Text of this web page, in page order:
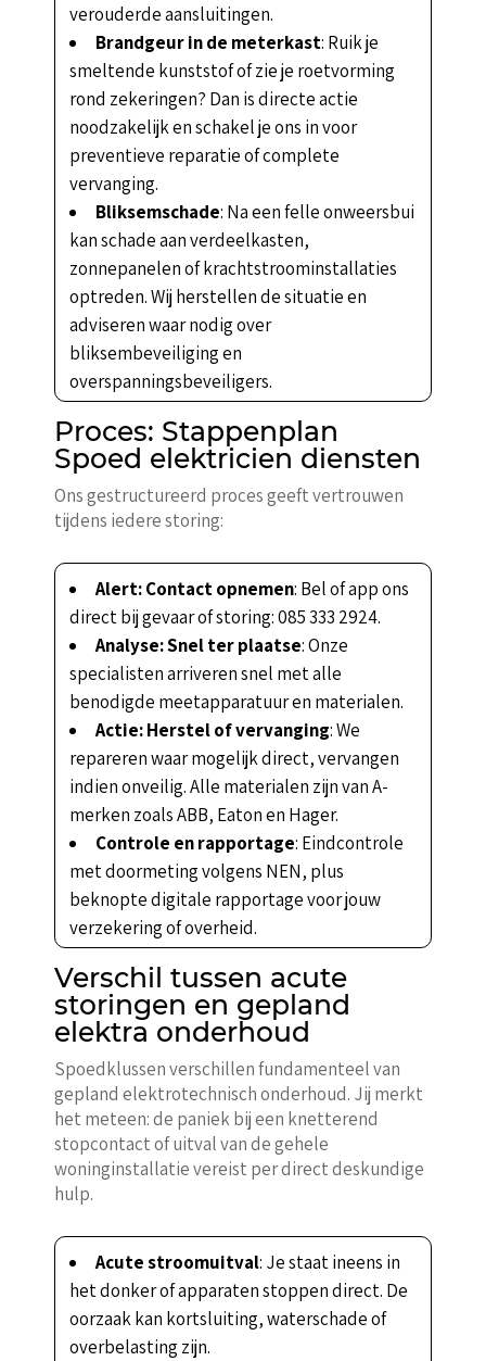
verouderde aansluitingen.
Brandgeur in de meterkast: Ruik je
smeltende kunststof of zie je roetvorming
rond zekeringen? Dan is directe actie
noodzakelijk en schakel je ons in voor
preventieve reparatie of complete
vervanging.
Bliksemschade: Na een felle onweersbui
kan schade aan verdeelkasten,
zonnepanelen of krachtstroominstallaties
optreden. Wij herstellen de situatie en
adviseren waar nodig over
bliksembeveiliging en
overspanningsbeveiligers.
Proces: Stappenplan
Spoed elektricien diensten
Ons gestructureerd proces geeft vertrouwen
tijdens iedere storing:
Alert: Contact opnemen: Bel of app ons
direct bij gevaar of storing: 085 333 2924.
Analyse: Snel ter plaatse: Onze
specialisten arriveren snel met alle
benodigde meetapparatuur en materialen.
Actie: Herstel of vervanging: We
repareren waar mogelijk direct, vervangen
indien onveilig. Alle materialen zijn van A-
merken zoals ABB, Eaton en Hager.
Controle en rapportage: Eindcontrole
met doormeting volgens NEN, plus
beknopte digitale rapportage voor jouw
verzekering of overheid.
Verschil tussen acute
storingen en gepland
elektra onderhoud
Spoedklussen verschillen fundamenteel van
gepland elektrotechnisch onderhoud. Jij merkt
het meteen: de paniek bij een knetterend
stopcontact of uitval van de gehele
woninginstallatie vereist per direct deskundige
hulp.
Acute stroomuitval: Je staat ineens in
het donker of apparaten stoppen direct. De
oorzaak kan kortsluiting, waterschade of
overbelasting zijn.